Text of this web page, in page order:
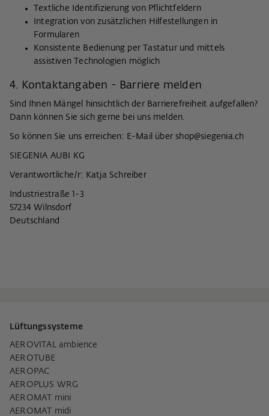
Textliche Identifizierung von Pflichtfeldern
Integration von zusätzlichen Hilfestellungen in
Formularen
Konsistente Bedienung per Tastatur und mittels
assistiven Technologien möglich
4. Kontaktangaben - Barriere melden
Sind Ihnen Mängel hinsichtlich der Barrierefreiheit aufgefallen?
Dann können Sie sich gerne bei uns melden.
So können Sie uns erreichen: E-Mail übershop@siegenia.ch
SIEGENIA AUBI KG
Verantwortliche/r: Katja Schreiber
Industriestraße 1-3
57234 Wilnsdorf
Deutschland
Lüftungssysteme
AEROVITAL ambience
AEROTUBE
AEROPAC
AEROPLUS WRG
AEROMAT mini
AEROMAT midi